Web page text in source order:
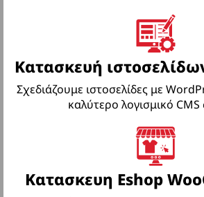
Κατασκευή
Σχεδιάζουμε ιστοσελίδες με
καλύτερο λογισμικό
Κατασκευη Eshop